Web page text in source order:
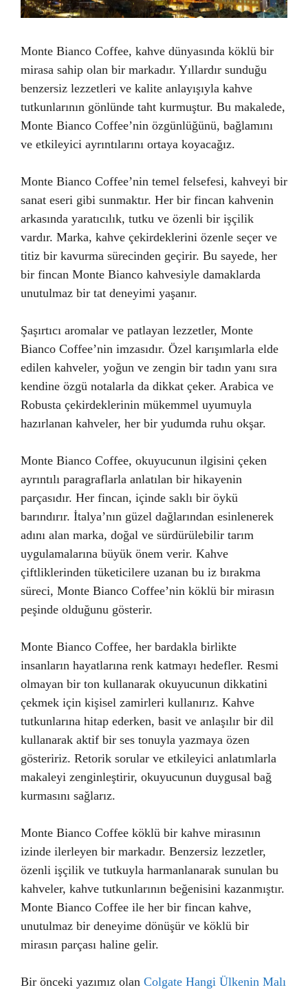
Monte Bianco Coffee, kahve dünyasında köklü bir
mirasa sahip olan bir markadır. Yıllardır sunduğu
benzersiz lezzetleri ve kalite anlayışıyla kahve
tutkunlarının gönlünde taht kurmuştur. Bu makalede,
Monte Bianco Coffee’nin özgünlüğünü, bağlamını
ve etkileyici ayrıntılarını ortaya koyacağız.
Monte Bianco Coffee’nin temel felsefesi, kahveyi bir
sanat eseri gibi sunmaktır. Her bir fincan kahvenin
arkasında yaratıcılık, tutku ve özenli bir işçilik
vardır. Marka, kahve çekirdeklerini özenle seçer ve
titiz bir kavurma sürecinden geçirir. Bu sayede, her
bir fincan Monte Bianco kahvesiyle damaklarda
unutulmaz bir tat deneyimi yaşanır.
Şaşırtıcı aromalar ve patlayan lezzetler, Monte
Bianco Coffee’nin imzasıdır. Özel karışımlarla elde
edilen kahveler, yoğun ve zengin bir tadın yanı sıra
kendine özgü notalarla da dikkat çeker. Arabica ve
Robusta çekirdeklerinin mükemmel uyumuyla
hazırlanan kahveler, her bir yudumda ruhu okşar.
Monte Bianco Coffee, okuyucunun ilgisini çeken
ayrıntılı paragraflarla anlatılan bir hikayenin
parçasıdır. Her fincan, içinde saklı bir öykü
barındırır. İtalya’nın güzel dağlarından esinlenerek
adını alan marka, doğal ve sürdürülebilir tarım
uygulamalarına büyük önem verir. Kahve
çiftliklerinden tüketicilere uzanan bu iz bırakma
süreci, Monte Bianco Coffee’nin köklü bir mirasın
peşinde olduğunu gösterir.
Monte Bianco Coffee, her bardakla birlikte
insanların hayatlarına renk katmayı hedefler. Resmi
olmayan bir ton kullanarak okuyucunun dikkatini
çekmek için kişisel zamirleri kullanırız. Kahve
tutkunlarına hitap ederken, basit ve anlaşılır bir dil
kullanarak aktif bir ses tonuyla yazmaya özen
gösteririz. Retorik sorular ve etkileyici anlatımlarla
makaleyi zenginleştirir, okuyucunun duygusal bağ
kurmasını sağlarız.
Monte Bianco Coffee köklü bir kahve mirasının
izinde ilerleyen bir markadır. Benzersiz lezzetler,
özenli işçilik ve tutkuyla harmanlanarak sunulan bu
kahveler, kahve tutkunlarının beğenisini kazanmıştır.
Monte Bianco Coffee ile her bir fincan kahve,
unutulmaz bir deneyime dönüşür ve köklü bir
mirasın parçası haline gelir.
Bir önceki yazımız olan Colgate Hangi Ülkenin Malı